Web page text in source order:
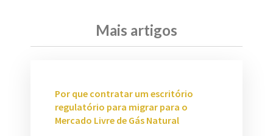
Mais artigos
Por que contratar um escritório
regulatório para migrar para o
Mercado Livre de Gás Natural